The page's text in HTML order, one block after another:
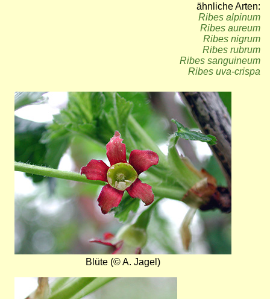
ähnliche Arten:
Ribes alpinum
Ribes aureum
Ribes nigrum
Ribes rubrum
Ribes sanguineum
Ribes uva-crispa
Bild
Blüte (© A. Jagel)